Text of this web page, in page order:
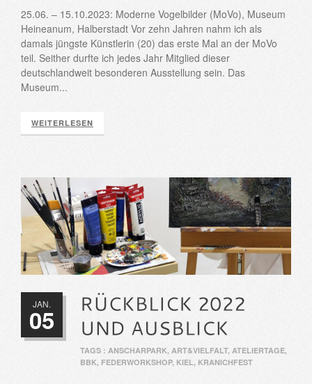
25.06. – 15.10.2023: Moderne Vogelbilder (MoVo), Museum
Heineanum, Halberstadt Vor zehn Jahren nahm ich als
damals jüngste Künstlerin (20) das erste Mal an der MoVo
teil. Seither durfte ich jedes Jahr Mitglied dieser
deutschlandweit besonderen Ausstellung sein. Das
Museum...
WEITERLESEN
JAN.
05
TAGS : ANSCHARPARK, ART&VIELFALT, ATELIERTAGE,
BBK, FEDERWORKSHOP, KIEL, KRANICHFEST